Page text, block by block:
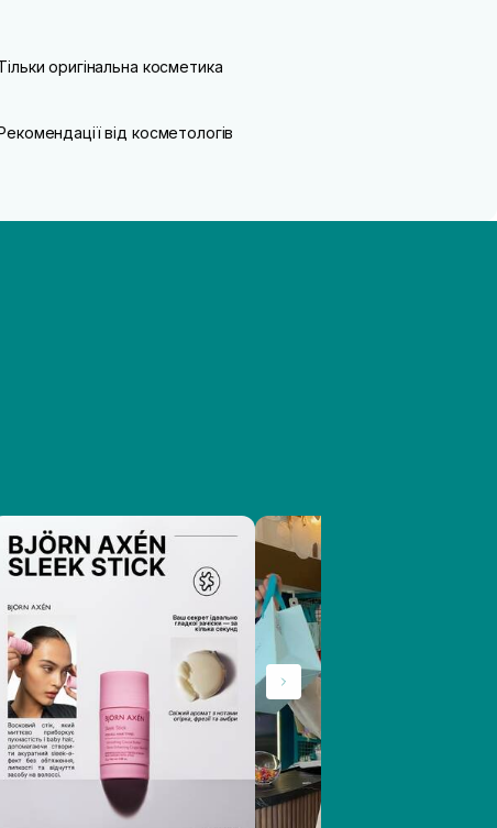
оригінальна косметика
від косметологів